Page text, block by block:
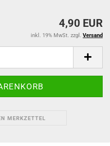
4,90 EUR
inkl. 19% MwSt. zzgl. Versand
MERKZETTEL